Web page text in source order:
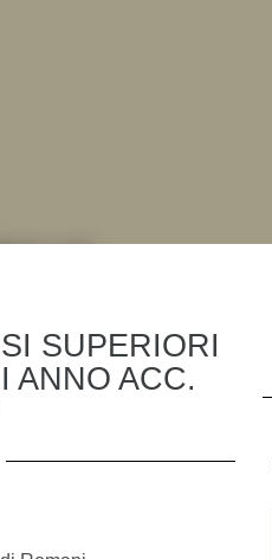
SUPERIORI
ANNO ACC.